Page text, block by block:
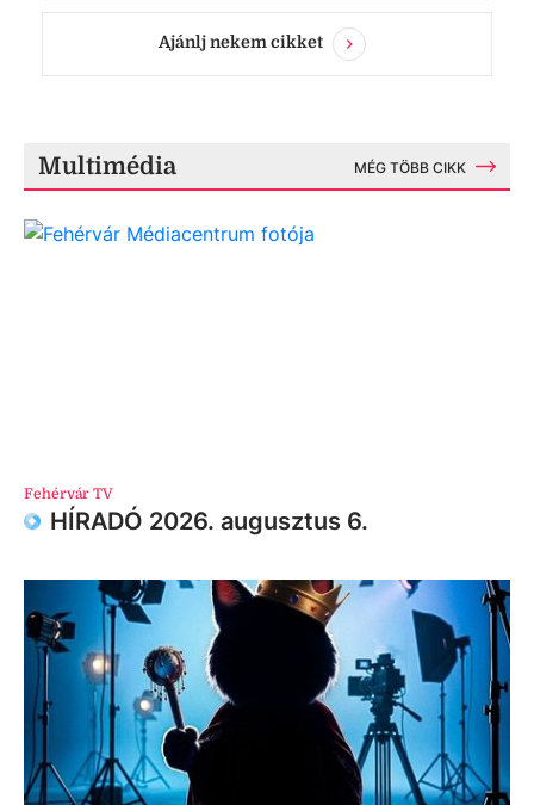
Ajánlj nekem cikket
Multimédia MÉG TÖBB CIKK
Fehérvár TV
HÍRADÓ 2026. augusztus 6.